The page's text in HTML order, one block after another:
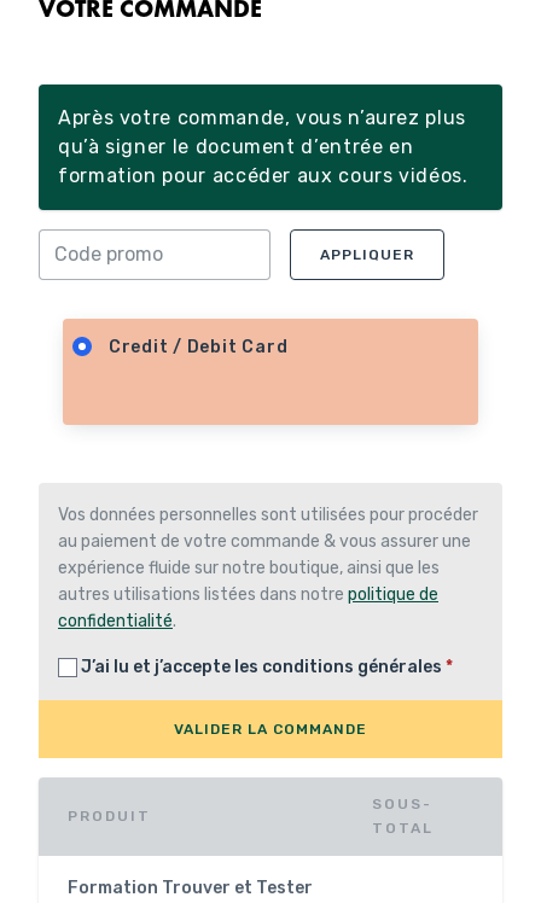
VOTRE COMMANDE
Après votre commande, vous n’aurez plus
qu’à signer le document d’entrée en
formation pour accéder aux cours vidéos.
PRODUIT
SOUS-
TOTAL
Formation Trouver et Tester
APPLIQUER
Credit / Debit Card
Vos données personnelles sont utilisées pour procéder
au paiement de votre commande & vous assurer une
expérience fluide sur notre boutique, ainsi que les
autres utilisations listées dans notre politique de
confidentialité.
J’ai lu et j’accepte les conditions générales *
VALIDER LA COMMANDE